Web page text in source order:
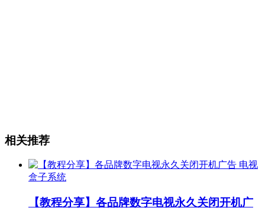
相关推荐
电视
盒子系统
【教程分享】各品牌数字电视永久关闭开机广